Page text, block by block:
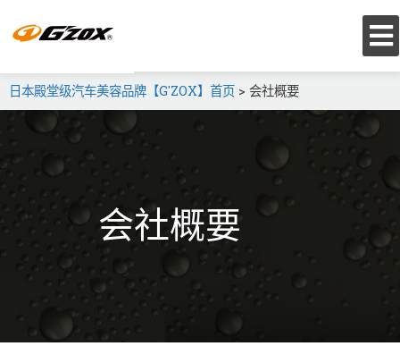
日本殿堂级汽车美容品牌【G'ZOX】首页 > 会社概要
会社概要